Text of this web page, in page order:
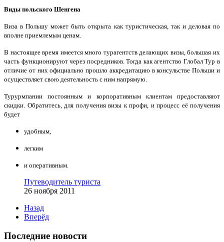
Виды польского Шенгена
Виза в Польшу может быть открыта как туристическая, так и деловая по
вполне приемлемым ценам.
В настоящее время имеется много турагентств делающих визы, большая их
часть функционируют через посредников. Тогда как агентство Глобал Тур в
отличие от них официально прошло аккредитацию в консульстве Польши и
осуществляет свою деятельность с ним напрямую.
Турурмпании постоянным и корпоративным клиентам предоставляют
скидки. Обратитесь, для получения визы к профи, и процесс её получения
будет
удобным,
легким
и оперативным.
Путеводитель туриста
26 ноября 2011
Назад
Вперёд
Последние новости